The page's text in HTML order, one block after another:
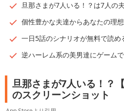
旦那さまが7人いる！？は7人の
個性豊かな夫達からあなたの理
一日5話のシナリオが無料で読め
逆ハーレム系の美男達にゲーム
旦那さまが7人いる！？
のスクリーンショット